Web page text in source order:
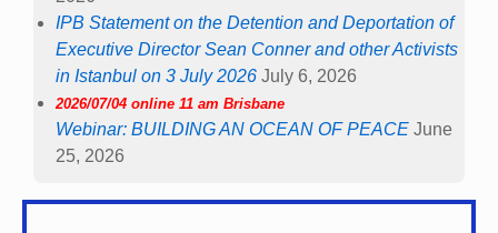
IPB Statement on the Detention and Deportation of
Executive Director Sean Conner and other Activists
in Istanbul on 3 July 2026 July 6, 2026
2026/07/04 online 11 am Brisbane
Webinar: BUILDING AN OCEAN OF PEACE June
25, 2026